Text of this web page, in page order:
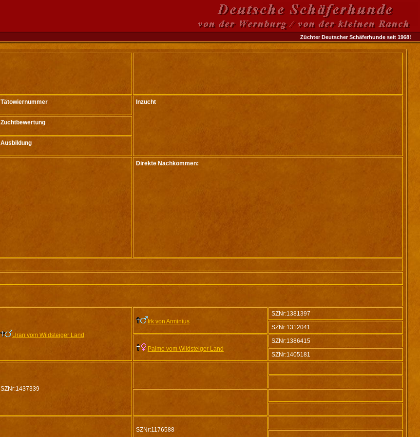
Züchter Deutscher Schäferhunde seit 1968!
Tätowiernummer Inzucht
Zuchtbewertung
Ausbildung
Direkte Nachkommen:
Uran vom Wildsteiger Land
Irk von Arminius
SZNr:1381397
SZNr:1312041
Palme vom Wildsteiger Land
SZNr:1386415
SZNr:1405181
SZNr:1437339
SZNr:1176588